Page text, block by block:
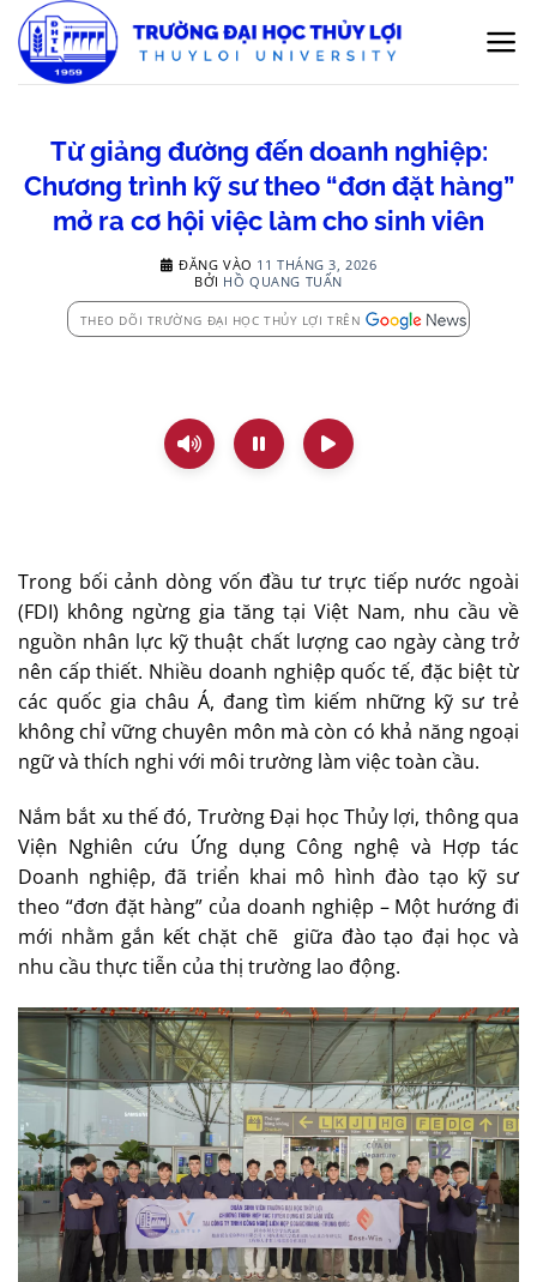
qua
nội
Từ giảng đường đến doanh nghiệp:
Chương trình kỹ sư theo “đơn đặt hàng”
mở ra cơ hội việc làm cho sinh viên
ĐĂNG VÀO 11 THÁNG 3, 2026
BỞI HỒ QUANG TUẤN
THEO DÕI TRƯỜNG ĐẠI HỌC THỦY LỢI TRÊN
Trong bối cảnh dòng vốn đầu tư trực tiếp nước ngoài
(FDI) không ngừng gia tăng tại Việt Nam, nhu cầu về
nguồn nhân lực kỹ thuật chất lượng cao ngày càng trở
nên cấp thiết. Nhiều doanh nghiệp quốc tế, đặc biệt từ
các quốc gia châu Á, đang tìm kiếm những kỹ sư trẻ
không chỉ vững chuyên môn mà còn có khả năng ngoại
ngữ và thích nghi với môi trường làm việc toàn cầu.
Nắm bắt xu thế đó, Trường Đại học Thủy lợi, thông qua
Viện Nghiên cứu Ứng dụng Công nghệ và Hợp tác
Doanh nghiệp, đã triển khai mô hình đào tạo kỹ sư
theo “đơn đặt hàng” của doanh nghiệp – Một hướng đi
mới nhằm gắn kết chặt chẽ giữa đào tạo đại học và
nhu cầu thực tiễn của thị trường lao động.